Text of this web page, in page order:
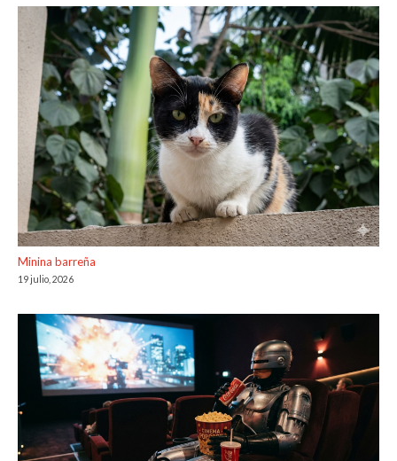
Minina barreña
19 julio, 2026